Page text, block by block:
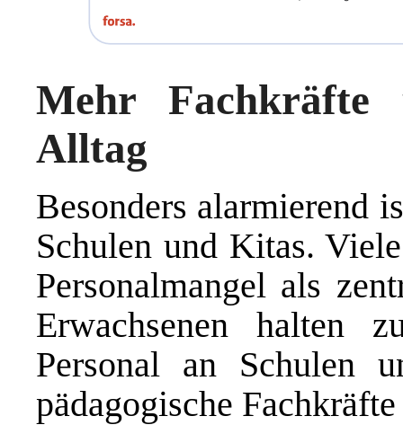
Mehr Fachkräfte
Alltag
Besonders alarmierend
Schulen und Kitas.
Personalmangel als
Erwachsenen halten
Personal an Schulen
pädagogische